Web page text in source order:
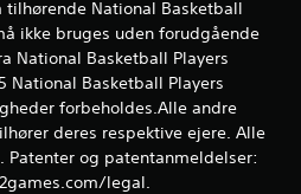
s
t
j
e
National Basketball
ikke bruges uden forudgående
National Basketball Players
National Basketball Players
forbeholdes.Alle andre
deres respektive ejere. Alle
og patentanmeldelser:
legal.